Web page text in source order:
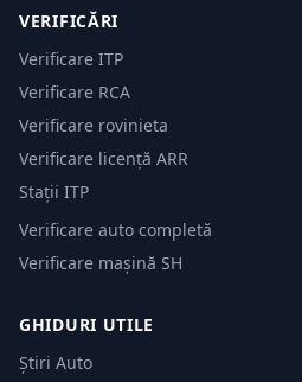
VERIFICĂRI
Verificare ITP
Verificare RCA
Verificare rovinieta
Verificare licență ARR
Stații ITP
Verificare auto completă
Verificare mașină SH
GHIDURI UTILE
Știri Auto